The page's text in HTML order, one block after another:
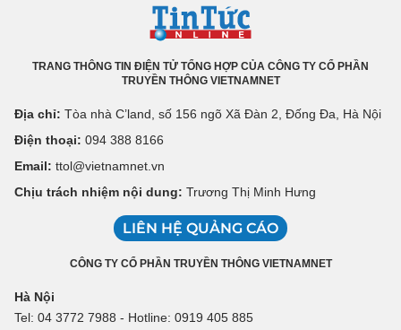
TRANG THÔNG TIN ĐIỆN TỬ TỔNG HỢP CỦA CÔNG TY CỔ PHẦN
TRUYỀN THÔNG VIETNAMNET
Địa chỉ: Tòa nhà C’land, số 156 ngõ Xã Đàn 2, Đống Đa, Hà Nội
Điện thoại: 094 388 8166
Email: ttol@vietnamnet.vn
Chịu trách nhiệm nội dung: Trương Thị Minh Hưng
LIÊN HỆ QUẢNG CÁO
CÔNG TY CỔ PHẦN TRUYỀN THÔNG VIETNAMNET
Hà Nội
Tel: 04 3772 7988 - Hotline: 0919 405 885